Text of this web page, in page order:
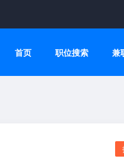
首页 职位搜索 兼